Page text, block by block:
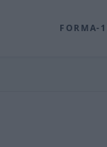
FORMA-1